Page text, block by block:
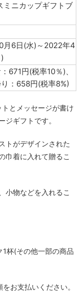
ミニカップギフトブ
月6日(水)～2022年4
671円(税率10％)、
：658円(税率8%)
とメッセージが書け
ジギフトです。
トがデザインされた
巾着に入れて贈るこ
小物などを入れるこ
杯(その他一部の商品
お支払いください。